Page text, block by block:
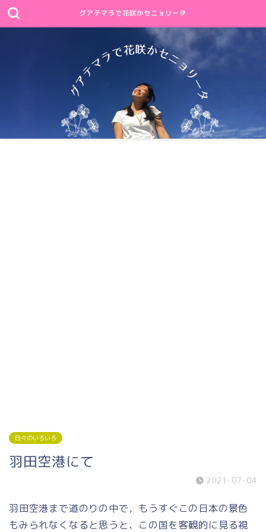
グアテマラで花咲かセニョリータ
日々のいろいろ
羽田空港にて
2021-07-04
羽田空港まで道のりの中で，もうすぐこの日本の景色
もみられなくなると思うと、この国を客観的に見る視